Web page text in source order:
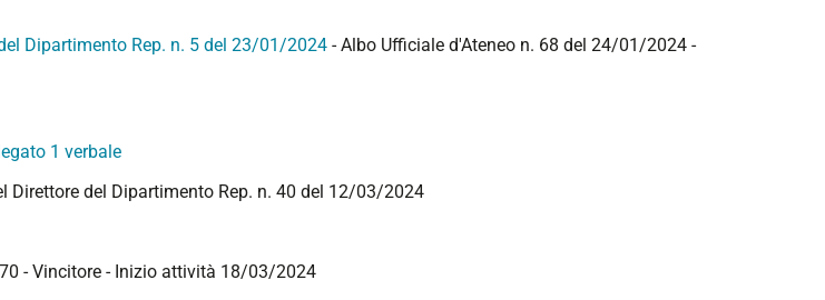
Dipartimento Rep. n. 5 del 23/01/2024 - Albo Ufficiale d'Ateneo n. 68 del 24/01/2024 -
1 verbale
Direttore del Dipartimento Rep. n. 40 del 12/03/2024
- Vincitore - Inizio attività 18/03/2024